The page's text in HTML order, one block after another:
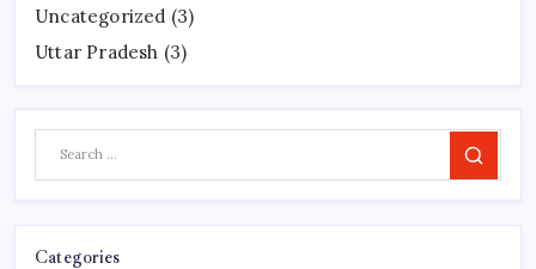
Uncategorized (3)
Uttar Pradesh (3)
Search
Categories